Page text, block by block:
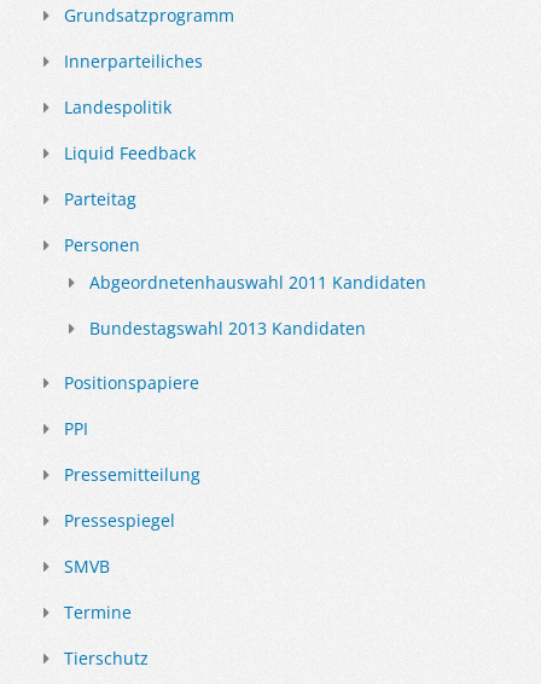
Grundsatzprogramm
Innerparteiliches
Landespolitik
Liquid Feedback
Parteitag
Personen
Abgeordnetenhauswahl 2011 Kandidaten
Bundestagswahl 2013 Kandidaten
Positionspapiere
PPI
Pressemitteilung
Pressespiegel
SMVB
Termine
Tierschutz